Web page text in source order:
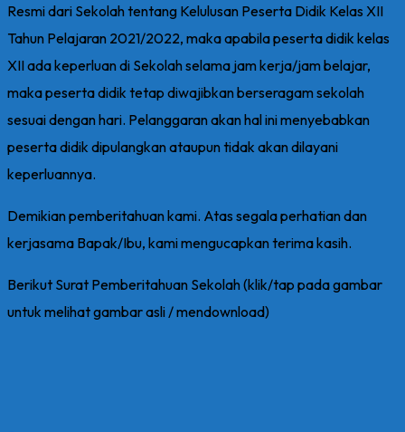
Resmi dari Sekolah tentang Kelulusan Peserta Didik Kelas XII
Tahun Pelajaran 2021/2022, maka apabila peserta didik kelas
XII ada keperluan di Sekolah selama jam kerja/jam belajar,
maka peserta didik tetap diwajibkan berseragam sekolah
sesuai dengan hari. Pelanggaran akan hal ini menyebabkan
peserta didik dipulangkan ataupun tidak akan dilayani
keperluannya.
Demikian pemberitahuan kami. Atas segala perhatian dan
kerjasama Bapak/Ibu, kami mengucapkan terima kasih.
Berikut Surat Pemberitahuan Sekolah (klik/tap pada gambar
untuk melihat gambar asli / mendownload)